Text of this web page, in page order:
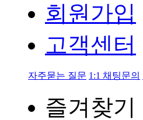
회원가입
고객센터
자주묻는 질문 1:1 채팅문의
즐겨찾기